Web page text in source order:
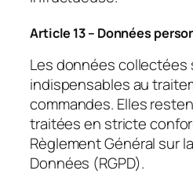
Article 13 – Données
Les données collectées
indispensables au
commandes. Elles
traitées en stricte
Règlement Général sur
Données (RGPD).